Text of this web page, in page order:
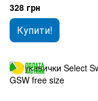
328 грн
Купити!